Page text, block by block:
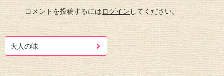
コメントを投稿するにはログインしてください。
大人の味